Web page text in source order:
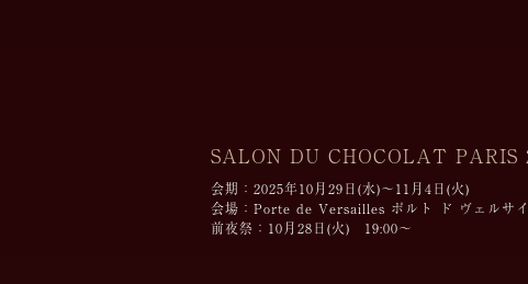
SALON DU CHOCOLAT PARIS
会期：2025年10月29日(水)～11月4日(火)
会場：Porte de Versailles ポルト ド ヴェルサ
前夜祭：10月28日(火) 19:00～